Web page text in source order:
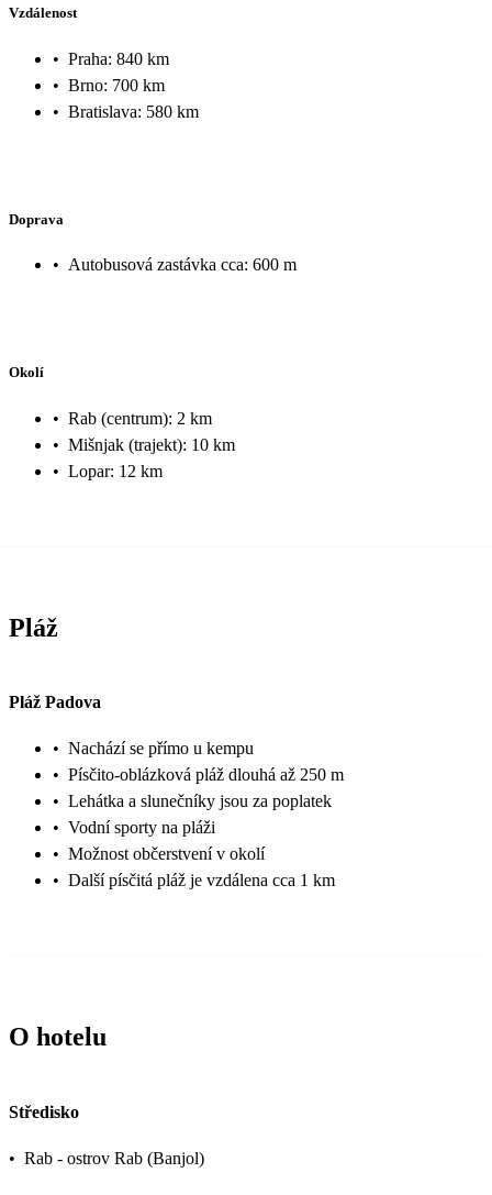
Vzdálenost
• Praha: 840 km
• Brno: 700 km
• Bratislava: 580 km
Doprava
• Autobusová zastávka cca: 600 m
Okolí
• Rab (centrum): 2 km
• Mišnjak (trajekt): 10 km
• Lopar: 12 km
Pláž
Pláž Padova
• Nachází se přímo u kempu
• Písčito-oblázková pláž dlouhá až 250 m
• Lehátka a slunečníky jsou za poplatek
• Vodní sporty na pláži
• Možnost občerstvení v okolí
• Další písčitá pláž je vzdálena cca 1 km
O hotelu
Středisko
• Rab - ostrov Rab (Banjol)